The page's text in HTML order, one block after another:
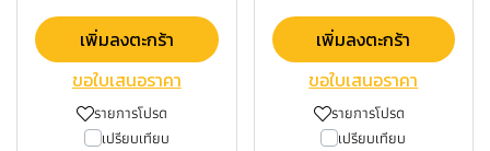
เพิ่มลงตะกร้า
ขอใบเสนอราคา
รายการโปรด
เปรียบเทียบ
เพิ่มลงตะกร้า
ขอใบเสนอราคา
รายการโปรด
เปรียบเทียบ